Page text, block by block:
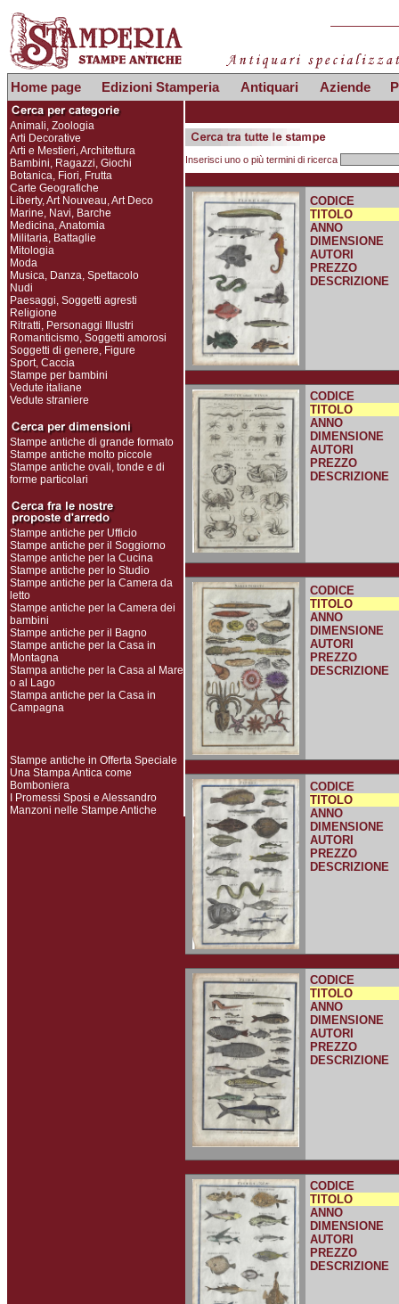
Home page Edizioni Stamperia Antiquari Aziende
Animali, Zoologia
Arti Decorative
Arti e Mestieri, Architettura
Bambini, Ragazzi, Giochi
Botanica, Fiori, Frutta
Carte Geografiche
Liberty, Art Nouveau, Art Deco
Marine, Navi, Barche
Medicina, Anatomia
Militaria, Battaglie
Mitologia
Moda
Musica, Danza, Spettacolo
Nudi
Paesaggi, Soggetti agresti
Religione
Ritratti, Personaggi Illustri
Romanticismo, Soggetti amorosi
Soggetti di genere, Figure
Sport, Caccia
Stampe per bambini
Vedute italiane
Vedute straniere
Stampe antiche di grande formato
Stampe antiche molto piccole
Stampe antiche ovali, tonde e di
forme particolari
Stampe antiche per Ufficio
Stampe antiche per il Soggiorno
Stampe antiche per la Cucina
Stampe antiche per lo Studio
Stampe antiche per la Camera da
letto
Stampe antiche per la Camera dei
bambini
Stampe antiche per il Bagno
Stampe antiche per la Casa in
Montagna
Stampa antiche per la Casa al Mare
o al Lago
Stampa antiche per la Casa in
Campagna
Stampe antiche in Offerta Speciale
Una Stampa Antica come
Bomboniera
I Promessi Sposi e Alessandro
Manzoni nelle Stampe Antiche
Inserisci uno o più termini di ricerca
CODICE
TITOLO
ANNO
DIMENSIONE
AUTORI
PREZZO
DESCRIZIONE
CODICE
TITOLO
ANNO
DIMENSIONE
AUTORI
PREZZO
DESCRIZIONE
CODICE
TITOLO
ANNO
DIMENSIONE
AUTORI
PREZZO
DESCRIZIONE
CODICE
TITOLO
ANNO
DIMENSIONE
AUTORI
PREZZO
DESCRIZIONE
CODICE
TITOLO
ANNO
DIMENSIONE
AUTORI
PREZZO
DESCRIZIONE
CODICE
TITOLO
ANNO
DIMENSIONE
AUTORI
PREZZO
DESCRIZIONE